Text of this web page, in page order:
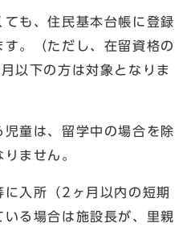
ても、住民基本台帳に登録
。（ただし、在留資格の
以下の方は対象となりま
児童は、留学中の場合を除
ません。
に入所（2ヶ月以内の短期
る場合は施設長が、里親